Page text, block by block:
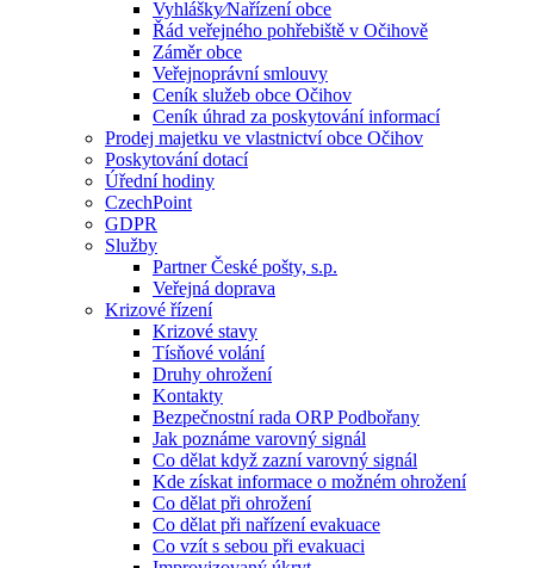
Vyhlášky⁄Nařízení obce
Řád veřejného pohřebiště v Očihově
Záměr obce
Veřejnoprávní smlouvy
Ceník služeb obce Očihov
Ceník úhrad za poskytování informací
Prodej majetku ve vlastnictví obce Očihov
Poskytování dotací
Úřední hodiny
CzechPoint
GDPR
Služby
Partner České pošty, s.p.
Veřejná doprava
Krizové řízení
Krizové stavy
Tísňové volání
Druhy ohrožení
Kontakty
Bezpečnostní rada ORP Podbořany
Jak poznáme varovný signál
Co dělat když zazní varovný signál
Kde získat informace o možném ohrožení
Co dělat při ohrožení
Co dělat při nařízení evakuace
Co vzít s sebou při evakuaci